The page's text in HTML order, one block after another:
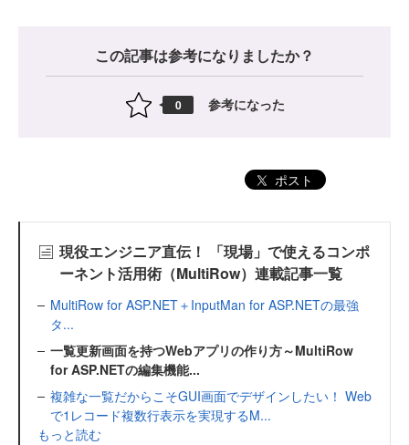
この記事は参考になりましたか？
0 参考になった
ポスト
現役エンジニア直伝！ 「現場」で使えるコンポ
ーネント活用術（MultiRow）連載記事一覧
MultiRow for ASP.NET＋InputMan for ASP.NETの最強
タ...
一覧更新画面を持つWebアプリの作り方～MultiRow
for ASP.NETの編集機能...
複雑な一覧だからこそGUI画面でデザインしたい！ Web
で1レコード複数行表示を実現するM...
もっと読む